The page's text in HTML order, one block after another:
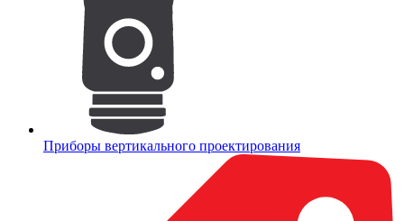
Приборы вертикального проектирования